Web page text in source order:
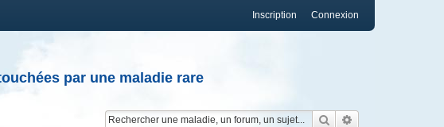
Connexion
Inscription
par une maladie rare
Rechercher